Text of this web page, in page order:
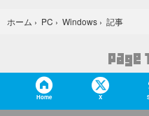
ホーム › PC › Windows › 記事
Home X